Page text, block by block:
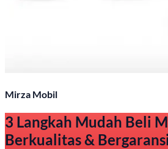
Mirza Mobil
3 Langkah Mudah Beli
Berkualitas & Bergaransi